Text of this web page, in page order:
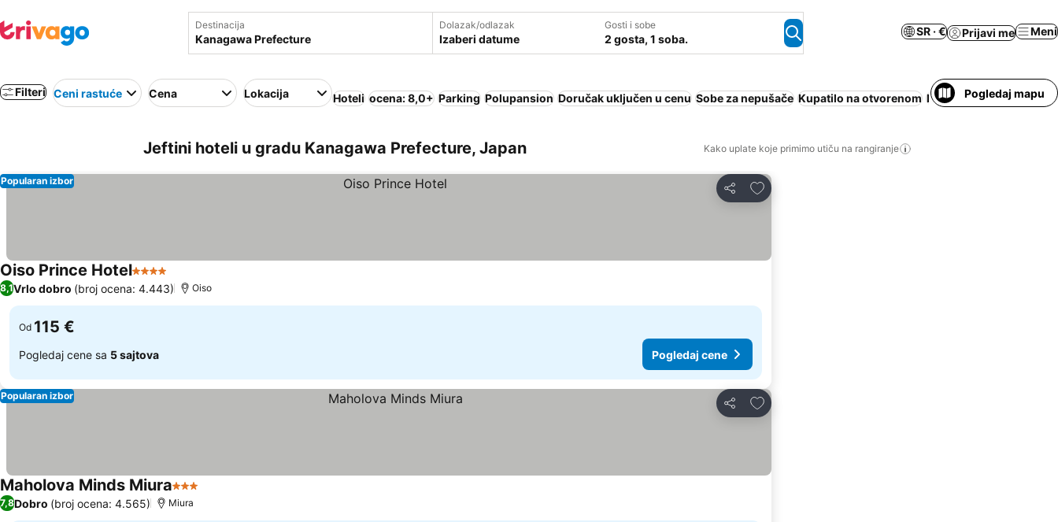
Destinacija Dolazak/odlazak
Izaberi datume
Gosti i sobe
2 gosta, 1 soba.
SR · € Prijavi me Meni
Filteri Ceni rastuće Cena Lokacija Hoteli ocena: 8,0+ Parking Polupansion Doručak uključen u cenu Sobe za nepušače Kupatilo na otvorenom Porodice Rjokan Wi-Fi
Pogledaj mapu
Jeftini hoteli u gradu Kanagawa Prefecture, Japan Kako uplate koje primimo utiču na rangiranje
Deli
Dodati u favorite
Popularan izbor
Oiso Prince Hotel4 Zvezdice
8,1Vrlo dobro (broj ocena: 4.443) Oiso
Od 115 €
Pogledaj cene sa 5 sajtova Pogledaj cene
Deli
Dodati u favorite
Popularan izbor
Maholova Minds Miura3 Zvezdice
7,8Dobro (broj ocena: 4.565) Miura